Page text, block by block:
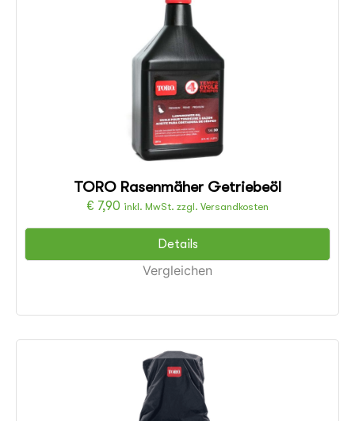
TORO Rasenmäher Getriebeöl
€ 7,90 inkl. MwSt. zzgl. Versandkosten
Details
Vergleichen